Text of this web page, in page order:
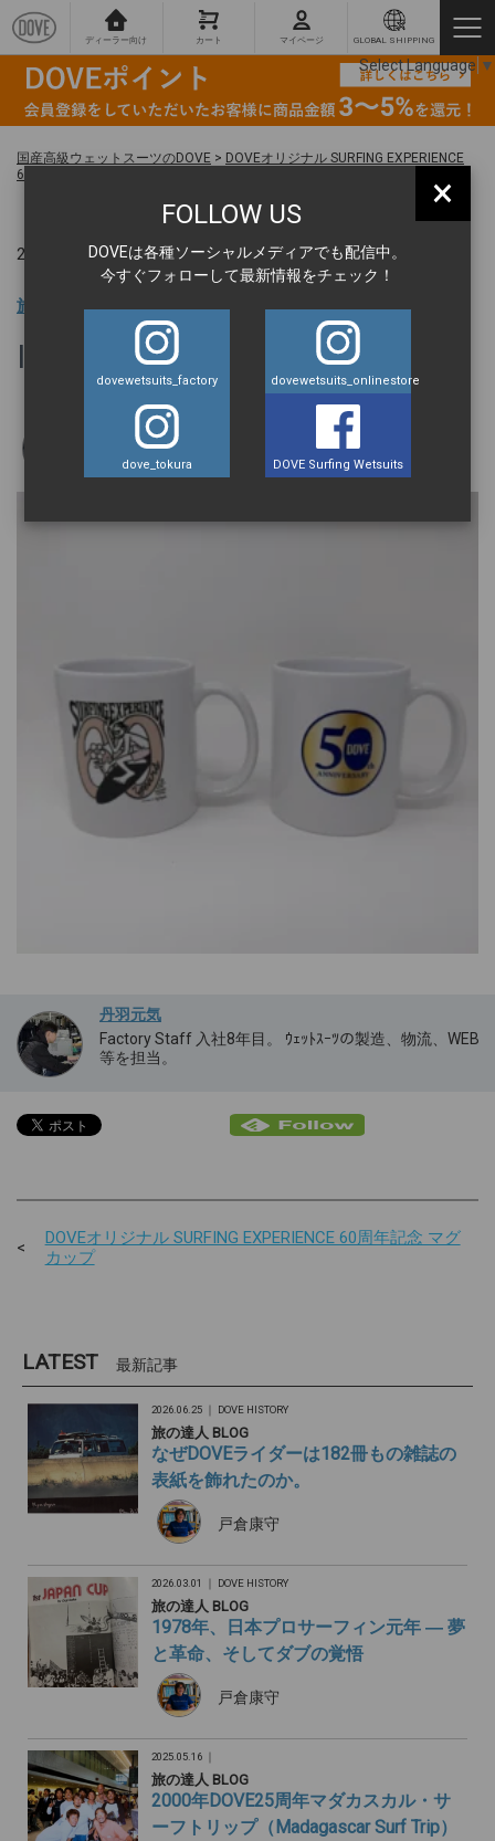
ディーラー向け カート マイページ GLOBAL SHIPPING
国産高級ウェットスーツのDOVE > DOVEオリジナル SURFING EXPERIENCE
60周年記念 マグカップ
2025.09.12 ｜
旅の達人 BLOG
IMG_2742
丹羽元気
丹羽元気
Factory Staff 入社8年目。 ｳｪｯﾄｽｰﾂの製造、物流、WEB
等を担当。
DOVEオリジナル SURFING EXPERIENCE 60周年記念 マグ
カップ
LATEST 最新記事
2026.06.25 ｜ DOVE HISTORY
旅の達人 BLOG
なぜDOVEライダーは182冊もの雑誌の
表紙を飾れたのか。
戸倉康守
2026.03.01 ｜ DOVE HISTORY
旅の達人 BLOG
1978年、日本プロサーフィン元年 ― 夢
と革命、そしてダブの覚悟
戸倉康守
2025.05.16 ｜
旅の達人 BLOG
2000年DOVE25周年マダカスカル・サ
ーフトリップ（Madagascar Surf Trip）
×
FOLLOW US
DOVEは各種ソーシャルメディアでも配信中。
今すぐフォローして最新情報をチェック！
dovewetsuits_factory dovewetsuits_onlinestore
dove_tokura DOVE Surfing Wetsuits
Select Language ▼